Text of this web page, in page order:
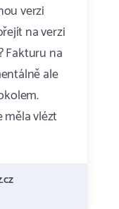
verzi
na verzi
Fakturu na
ale
měla vlézt